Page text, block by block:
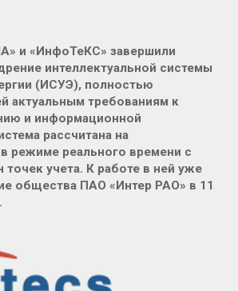
и «ИнфоТеКС» завершили
интеллектуальной системы
(ИСУЭ), полностью
актуальным требованиям к
и информационной
рассчитана на
режиме реального времени с
учета. К работе в ней уже
общества ПАО «Интер РАО» в 11